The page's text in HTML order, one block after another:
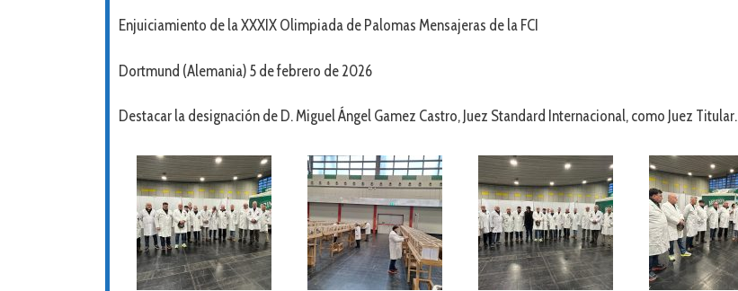
Enjuiciamiento de la XXXIX Olimpiada de Palomas Mensajeras de la FCI
Dortmund (Alemania) 5 de febrero de 2026
Destacar la designación de D. Miguel Ángel Gamez Castro, Juez Standard Internacional, como Juez Titular.